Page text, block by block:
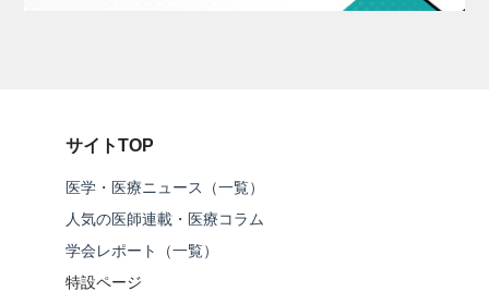
サイトTOP
医学・医療ニュース（一覧）
人気の医師連載・医療コラム
学会レポート（一覧）
特設ページ